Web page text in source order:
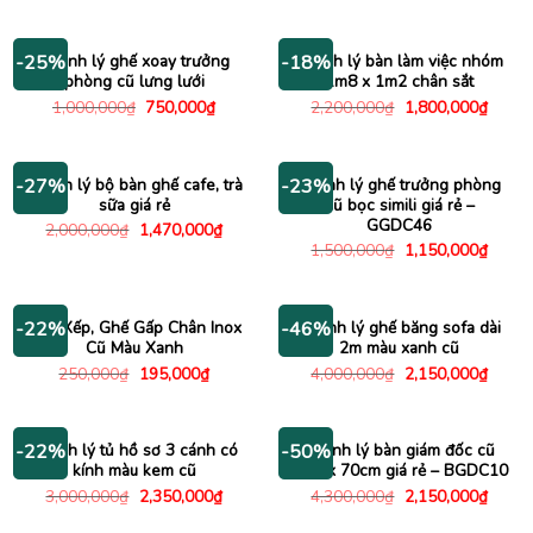
270,000₫.
-25%Thanh lý ghế xoay trưởng
phòng cũ lưng lưới
1,000,000₫ Giá
750,000₫Giá
hiện
750,000₫.
-18%
Thanh lý bàn làm việc nhóm
1m8 x 1m2 chân sắt
2,200,000₫ Giá
gốc
1,800,000₫Giá
hiện
-27%
Thanh lý bộ bàn ghế cafe, trà
sữa giá rẻ
2,000,000₫ Giá
gốc
1,470,000₫Giá
hiện
-23%
Thanh lý ghế trưởng phòng
cũ bọc simili giá rẻ –
GGDC46
1,500,000₫ Giá
gốc
1,150,000₫Giá
hiện
-22%
Ghế Xếp, Ghế Gấp Chân Inox
Cũ Màu Xanh
250,000₫ Giá
195,000₫Giá
hiện
195,000₫.
-46%
Thanh lý ghế băng sofa dài
2m màu xanh cũ
4,000,000₫ Giá
gốc
2,150,000₫Giá
hiện
-22%
Thanh lý tủ hồ sơ 3 cánh có
kính màu kem cũ
3,000,000₫ Giá
gốc
2,350,000₫Giá
hiện
-50%
Thanh lý bàn giám đốc cũ
1m4 x 70cm giá rẻ – BGDC10
4,300,000₫ Giá
gốc
2,150,000₫Giá
hiện